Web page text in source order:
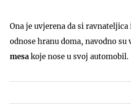
Ona je uvjerena da si
odnose hranu doma, navodno su
mesa koje nose u svoj automobil.